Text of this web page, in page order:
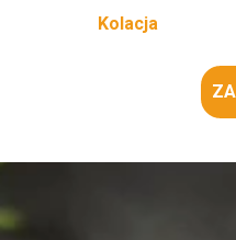
Kolacja